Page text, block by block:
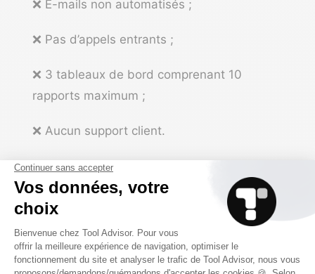
❌ E-mails non automatisés ;
❌ Pas d’appels entrants ;
❌ 3 tableaux de bord comprenant 10
rapports maximum ;
❌ Aucun support client.
Brevo (ex-Sendinblue)